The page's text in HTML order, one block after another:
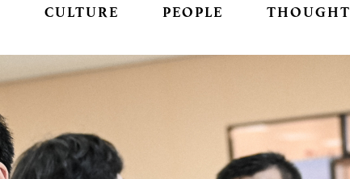
CULTURE PEOPLE THOUGHT